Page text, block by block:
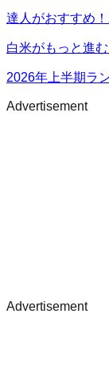
達人がおすすめ
白米がもっと進
2026年上半期ラ
Advertisement
Advertisement